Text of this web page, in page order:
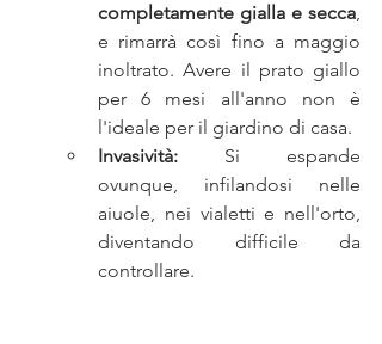
completamente gialla e secca,
e rimarrà così fino a maggio
inoltrato. Avere il prato giallo
per 6 mesi all'anno non è
l'ideale per il giardino di casa.
Invasività: Si espande
ovunque, infilandosi nelle
aiuole, nei vialetti e nell'orto,
diventando difficile da
controllare.